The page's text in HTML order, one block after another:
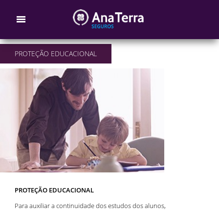
PROTEÇÃO EDUCACIONAL
PROTEÇÃO EDUCACIONAL
Para auxiliar a continuidade dos estudos dos alunos,